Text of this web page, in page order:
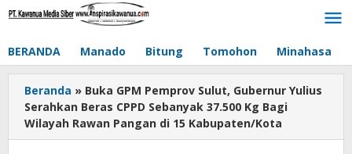
Lewati
BERANDA Manado Bitung Tomohon Minahasa
Beranda » Buka GPM Pemprov Sulut, Gubernur Yulius
Serahkan Beras CPPD Sebanyak 37.500 Kg Bagi
Wilayah Rawan Pangan di 15 Kabupaten/Kota